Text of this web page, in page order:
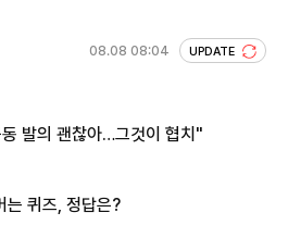
08.08 08:04 UPDATE
발의 괜찮아…그것이 협치"
는 퀴즈, 정답은?